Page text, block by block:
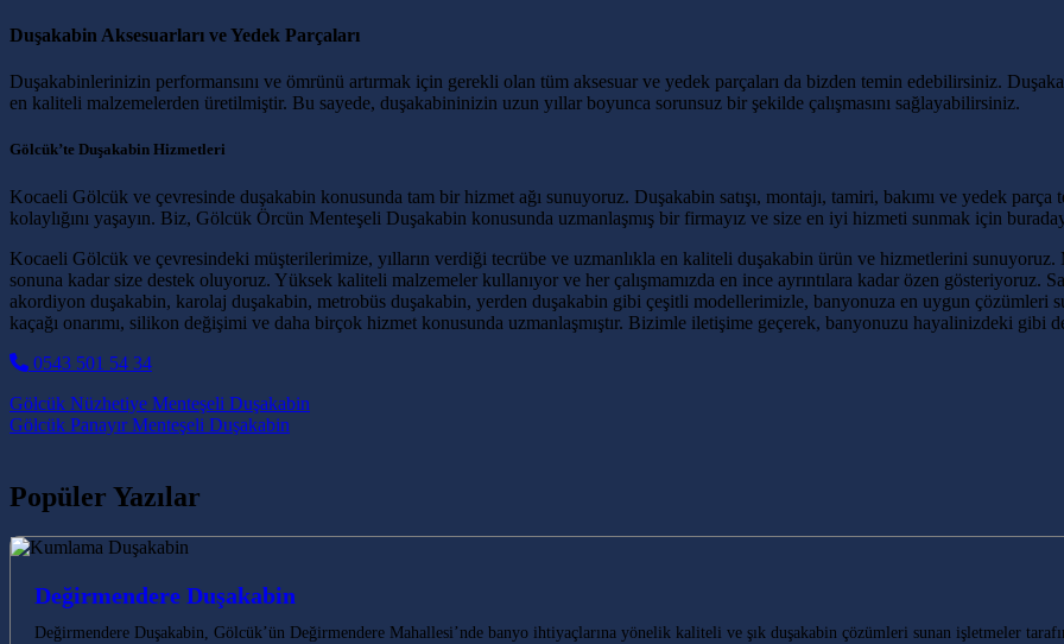
Duşakabin Aksesuarları ve Yedek Parçaları
Duşakabinlerinizin performansını ve ömrünü artırmak için gerekli olan tüm aksesuar ve yedek parçaları da bizden temin edebilirsiniz.
en kaliteli malzemelerden üretilmiştir. Bu sayede, duşakabininizin uzun yıllar boyunca sorunsuz bir şekilde çalışmasını sağlayabilirsiniz.
Gölcük’te Duşakabin Hizmetleri
Kocaeli Gölcük ve çevresinde duşakabin konusunda tam bir hizmet ağı sunuyoruz. Duşakabin satışı, montajı, tamiri, bakımı ve yedek
kolaylığını yaşayın. Biz, Gölcük Örcün Menteşeli Duşakabin konusunda uzmanlaşmış bir firmayız ve size en iyi hizmeti sunmak için
Kocaeli Gölcük ve çevresindeki müşterilerimize, yılların verdiği tecrübe ve uzmanlıkla en kaliteli duşakabin ürün ve hizmetlerini
sonuna kadar size destek oluyoruz. Yüksek kaliteli malzemeler kullanıyor ve her çalışmamızda en ince ayrıntılara kadar özen gösteriyoruz.
akordiyon duşakabin, karolaj duşakabin, metrobüs duşakabin, yerden duşakabin gibi çeşitli modellerimizle, banyonuza en uygun çözümleri
kaçağı onarımı, silikon değişimi ve daha birçok hizmet konusunda uzmanlaşmıştır. Bizimle iletişime geçerek, banyonuzu hayalinizdeki gibi
0543 501 54 34
Post navigation
Gölcük Nüzhetiye Menteşeli Duşakabin
Gölcük Panayır Menteşeli Duşakabin
Popüler Yazılar
Değirmendere Duşakabin
Değirmendere Duşakabin, Gölcük’ün Değirmendere Mahallesi’nde banyo ihtiyaçlarına yönelik kaliteli ve şık duşakabin çözümleri sunan işletmeler